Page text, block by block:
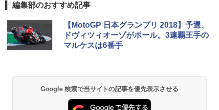
編集部のおすすめ記事
【MotoGP 日本グランプリ 2018】予選、
ドヴィツィオーゾがポール。3連覇王手の
マルケスは6番手
Google 検索で当サイトの記事を優先表示させる